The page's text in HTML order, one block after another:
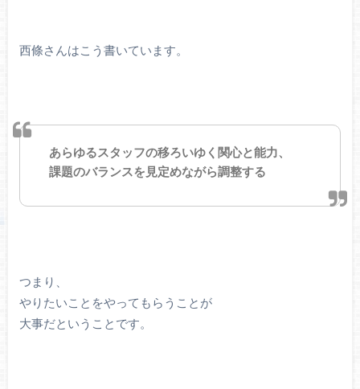
西條さんはこう書いています。
あらゆるスタッフの移ろいゆく関心と能力、
課題のバランスを見定めながら調整する
つまり、
やりたいことをやってもらうことが
大事だということです。